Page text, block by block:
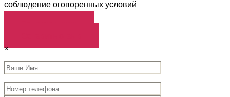
соблюдение оговоренных условий
×